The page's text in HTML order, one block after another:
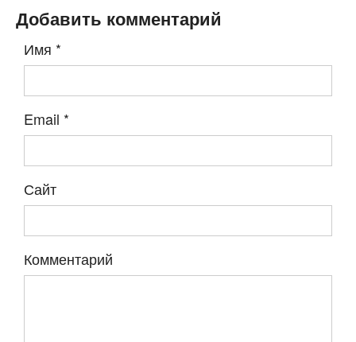
Добавить комментарий
Имя *
Email *
Сайт
Комментарий